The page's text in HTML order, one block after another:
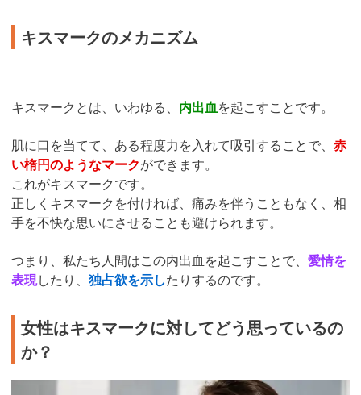
キスマークのメカニズム
キスマークとは、いわゆる、 内出血を起こすことです。
肌に口を当てて、ある程度力を入れて吸引することで、 赤
い楕円のようなマークができます。
これがキスマークです。
正しくキスマークを付ければ、痛みを伴うこともなく、相
手を不快な思いにさせることも避けられます。
つまり、私たち人間はこの内出血を起こすことで、 愛情を
表現したり、 独占欲を示したりするのです。
女性はキスマークに対してどう思っているの
か？